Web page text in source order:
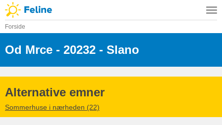
Forside
Od Mrce - 20232 - Slano
Alternative emner
Sommerhuse i nærheden (22)